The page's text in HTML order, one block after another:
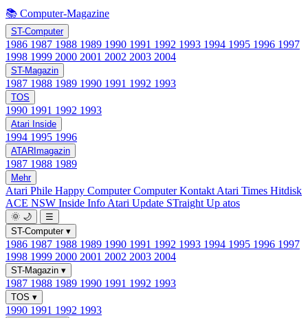
📚 Computer-Magazine
ST-Computer
1986 1987 1988 1989 1990 1991 1992 1993 1994 1995 1996 1997
1998 1999 2000 2001 2002 2003 2004
ST-Magazin
1987 1988 1989 1990 1991 1992 1993
TOS
1990 1991 1992 1993
Atari Inside
1994 1995 1996
ATARImagazin
1987 1988 1989
Mehr
Atari Phile Happy ComputerComputer Kontakt Atari Times Hitdisk
ACE NSW Inside Info Atari Update STraight Up atos
🌞 🌙
☰
ST-Computer ▾
1986 1987 1988 1989 1990 1991 1992 1993 1994 1995 1996 1997
1998 1999 2000 2001 2002 2003 2004
ST-Magazin ▾
1987 1988 1989 1990 1991 1992 1993
TOS ▾
1990 1991 1992 1993